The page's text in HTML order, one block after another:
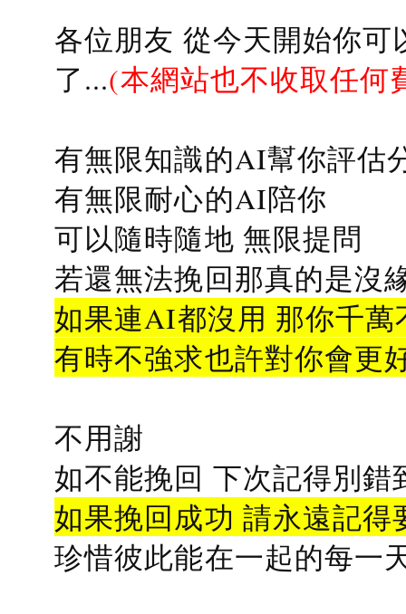
各位朋友 從今天開始你
了...(本網站也不收取任何
有無限知識的AI幫你評估
有無限耐心的AI陪你
可以隨時隨地 無限提問
若還無法挽回那真的是沒
如果連AI都沒用 那你千
有時不強求也許對你會更
不用謝
如不能挽回 下次記得別錯
如果挽回成功 請永遠記得
珍惜彼此能在一起的每一